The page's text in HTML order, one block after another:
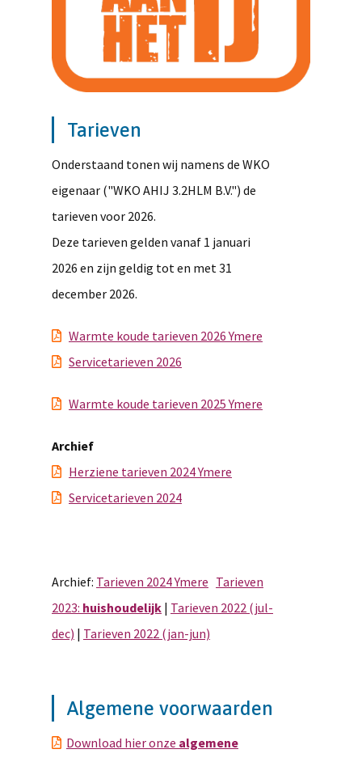
Tarieven
Onderstaand tonen wij namens de WKO
eigenaar ("WKO AHIJ 3.2HLM B.V.") de
tarieven voor 2026.
Deze tarieven gelden vanaf 1 januari
2026 en zijn geldig tot en met 31
december 2026.
Warmte koude tarieven 2026 Ymere
Servicetarieven 2026
Warmte koude tarieven 2025 Ymere
Archief
Herziene tarieven 2024 Ymere
Servicetarieven 2024
Archief: Tarieven 2024 Ymere Tarieven
2023: huishoudelijk | Tarieven 2022 (jul-
dec) | Tarieven 2022 (jan-jun)
Algemene voorwaarden
Download hier onze algemene